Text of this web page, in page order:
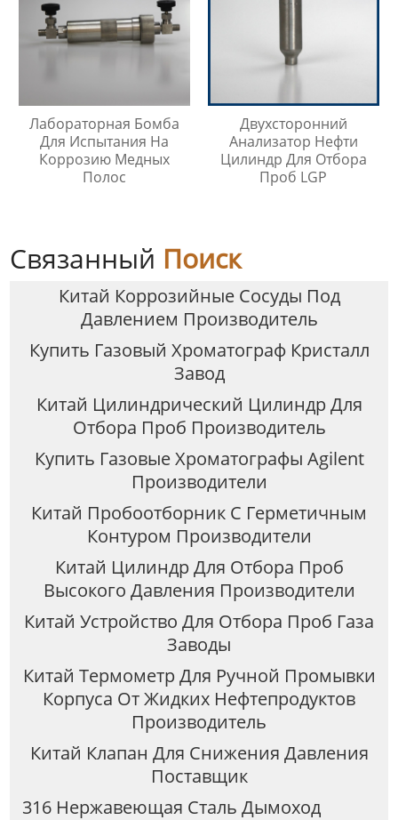
Лабораторная Бомба
Для Испытания На
Коррозию Медных
Полос
Двухсторонний
Анализатор Нефти
Цилиндр Для Отбора
Проб LGP
Связанный Поиск
Китай Коррозийные Сосуды Под
Давлением Производитель
Купить Газовый Хроматограф Кристалл
Завод
Китай Цилиндрический Цилиндр Для
Отбора Проб Производитель
Купить Газовые Хроматографы Agilent
Производители
Китай Пробоотборник С Герметичным
Контуром Производители
Китай Цилиндр Для Отбора Проб
Высокого Давления Производители
Китай Устройство Для Отбора Проб Газа
Заводы
Китай Термометр Для Ручной Промывки
Корпуса От Жидких Нефтепродуктов
Производитель
Китай Клапан Для Снижения Давления
Поставщик
316 Нержавеющая Сталь Дымоход